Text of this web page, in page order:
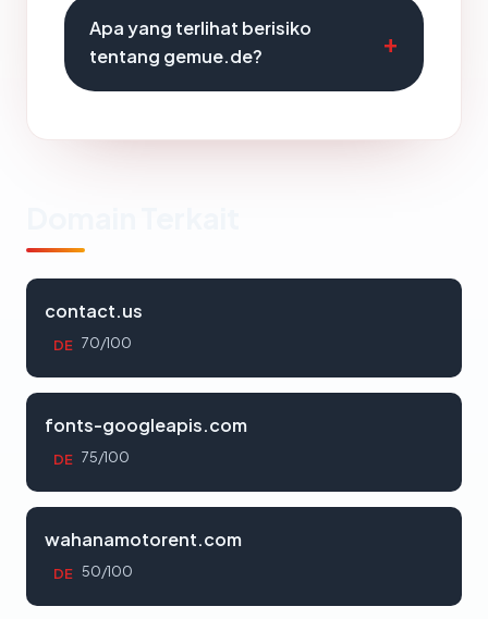
Apa yang terlihat berisiko
tentang gemue.de?
contact.us
DE 70/100
fonts-googleapis.com
DE 75/100
wahanamotorent.com
DE 50/100